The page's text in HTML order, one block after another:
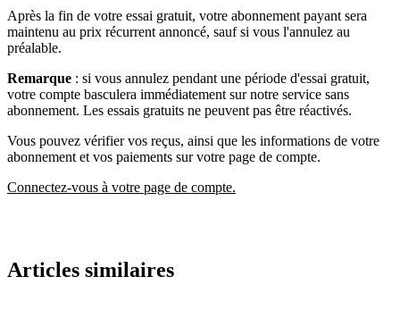
Après la fin de votre essai gratuit, votre abonnement payant sera
maintenu au prix récurrent annoncé, sauf si vous l'annulez au
préalable.
Remarque : si vous annulez pendant une période d'essai gratuit,
votre compte basculera immédiatement sur notre service sans
abonnement. Les essais gratuits ne peuvent pas être réactivés.
Vous pouvez vérifier vos reçus, ainsi que les informations de votre
abonnement et vos paiements sur votre page de compte.
Connectez-vous à votre page de compte.
Articles similaires